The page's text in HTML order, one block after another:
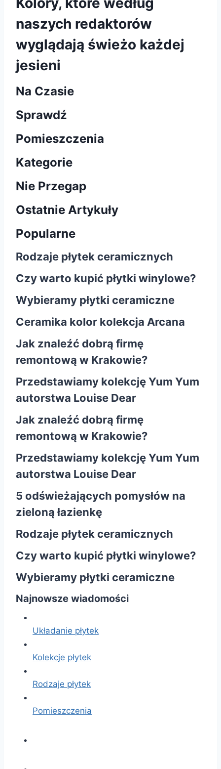
naszych redaktorów
wyglądają świeżo każdej
jesieni
Na Czasie
Sprawdź
Pomieszczenia
Kategorie
Nie Przegap
Ostatnie Artykuły
Popularne
Rodzaje płytek ceramicznych
Czy warto kupić płytki winylowe?
Wybieramy płytki ceramiczne
Ceramika kolor kolekcja Arcana
Jak znaleźć dobrą firmę
remontową w Krakowie?
Przedstawiamy kolekcję Yum Yum
autorstwa Louise Dear
Jak znaleźć dobrą firmę
remontową w Krakowie?
Przedstawiamy kolekcję Yum Yum
autorstwa Louise Dear
5 odświeżających pomysłów na
zieloną łazienkę
Rodzaje płytek ceramicznych
Czy warto kupić płytki winylowe?
Wybieramy płytki ceramiczne
Najnowsze wiadomości
Układanie płytek
Kolekcje płytek
Rodzaje płytek
Pomieszczenia